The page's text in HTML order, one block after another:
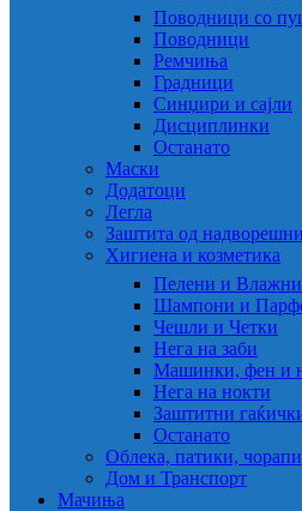
Поводници со
Поводници
Ремчиња
Градници
Синџири и сајли
Дисциплинки
Останато
Маски
Додатоци
Легла
Заштита од
Хигиена и козметика
Пелени и
Шампони и
Чешли и Четки
Нега на заби
Машинки, фен и
Нега на нокти
Заштитни
Останато
Облека, патики,
Дом и Транспорт
Мачиња